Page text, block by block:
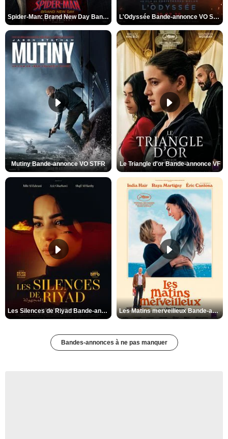
Spider-Man: Brand New Day Bande-annonce VO STFR L'Odyssée Bande-annonce VO STFR
Mutiny Bande-annonce VO STFR Le Triangle d'or Bande-annonce VF
Les Silences de Riyad Bande-annonce VO STFR Les Matins merveilleux Bande-annonce VF
Bandes-annonces à ne pas manquer